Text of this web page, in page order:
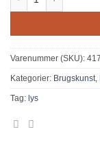
Varenummer (SKU):
Kategorier: Brugskunst,
Tag: lys